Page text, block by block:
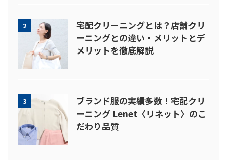
2
宅配クリーニングとは？店舗クリ
ーニングとの違い・メリットとデ
メリットを徹底解説
3
ブランド服の実績多数！宅配クリ
ーニング Lenet〈リネット〉のこ
だわり品質